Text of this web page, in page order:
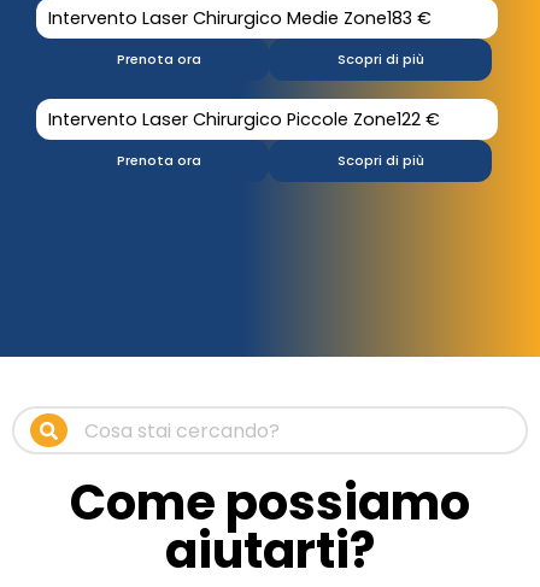
Intervento Laser Chirurgico Medie Zone183 €
Prenota ora Scopri di più
Intervento Laser Chirurgico Piccole Zone122 €
Prenota ora Scopri di più
Come possiamo
aiutarti?